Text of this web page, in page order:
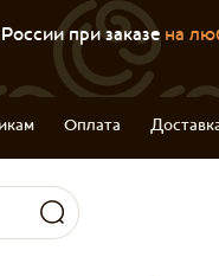
при заказе на
Оплата